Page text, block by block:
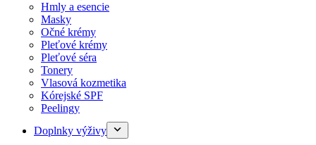
Hmly a esencie
Masky
Očné krémy
Pleťové krémy
Pleťové séra
Tonery
Vlasová kozmetika
Kórejské SPF
Peelingy
Doplnky výživy